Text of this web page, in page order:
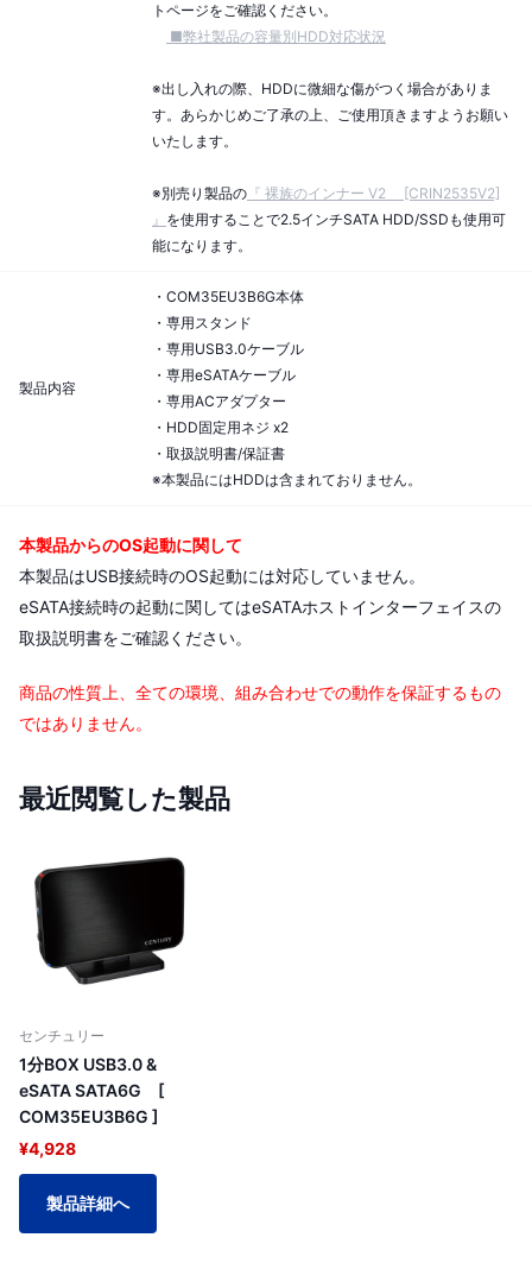
トページをご確認ください。
■弊社製品の容量別HDD対応状況
※出し入れの際、HDDに微細な傷がつく場合がありま
す。あらかじめご了承の上、ご使用頂きますようお願い
いたします。
※別売り製品の 『 裸族のインナー V2 [CRIN2535V2]
』 を使用することで2.5インチSATA HDD/SSDも使用可
能になります。
製品内容
・COM35EU3B6G本体
・専用スタンド
・専用USB3.0ケーブル
・専用eSATAケーブル
・専用ACアダプター
・HDD固定用ネジ x2
・取扱説明書/保証書
※本製品にはHDDは含まれておりません。
本製品からのOS起動に関して
本製品はUSB接続時のOS起動には対応していません。
eSATA接続時の起動に関してはeSATAホストインターフェイスの
取扱説明書をご確認ください。
商品の性質上、全ての環境、組み合わせでの動作を保証するもの
ではありません。
最近閲覧した製品
センチュリー
1分BOX USB3.0 &
eSATA SATA6G [
COM35EU3B6G ]
¥4,928
製品詳細へ